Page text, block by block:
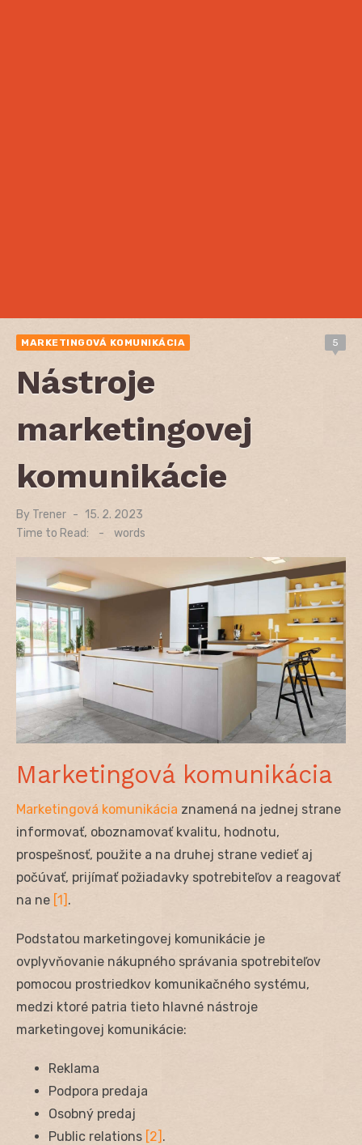
MARKETINGOVÁ KOMUNIKÁCIA 5
Nástroje
marketingovej
komunikácie
By Trener
Posted
on
15. 2. 2023
Time to Read:
- words
Marketingová komunikácia
Marketingová komunikácia znamená na jednej strane
informovať, oboznamovať kvalitu, hodnotu,
prospešnosť, použite a na druhej strane vedieť aj
počúvať, prijímať požiadavky spotrebiteľov a reagovať
na ne [1] .
Podstatou marketingovej komunikácie je
ovplyvňovanie nákupného správania spotrebiteľov
pomocou prostriedkov komunikačného systému,
medzi ktoré patria tieto hlavné nástroje
marketingovej komunikácie:
Reklama
Podpora predaja
Osobný predaj
Public relations [2] .